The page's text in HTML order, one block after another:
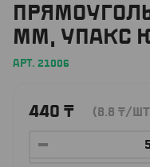
ММ, УПАКС
АРТ. 21006
440 ₸ (8.8 ₸/